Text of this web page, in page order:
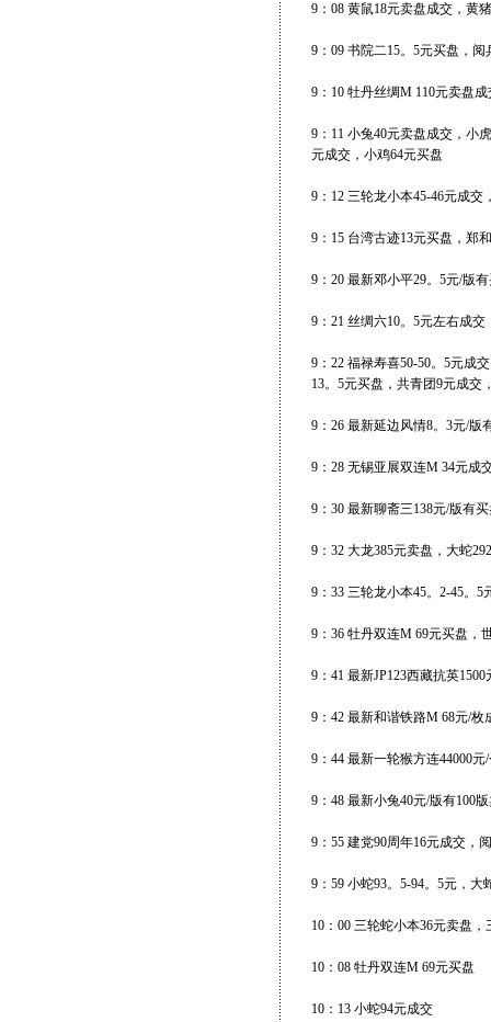
9：08 黄鼠18元卖盘成交，黄
9：09 书院二15。5元买盘，阅
9：10 牡丹丝绸M 110元卖盘
9：11 小兔40元卖盘成交，小
元成交，小鸡64元买盘
9：12 三轮龙小本45-46元成交
9：15 台湾古迹13元买盘，郑
9：20 最新邓小平29。5元/版
9：21 丝绸六10。5元左右成
9：22 福禄寿喜50-50。5元成
13。5元买盘，共青团9元成交
9：26 最新延边风情8。3元/版
9：28 无锡亚展双连M 34元成
9：30 最新聊斋三138元/版有
9：32 大龙385元卖盘，大蛇
9：33 三轮龙小本45。2-45。5
9：36 牡丹双连M 69元买盘，
9：41 最新JP123西藏抗英
9：42 最新和谐铁路M 68元/枚
9：44 最新一轮猴方连44000
9：48 最新小兔40元/版有100
9：55 建党90周年16元成交，
9：59 小蛇93。5-94。5元，大
10：00 三轮蛇小本36元卖盘
10：08 牡丹双连M 69元买盘
10：13 小蛇94元成交